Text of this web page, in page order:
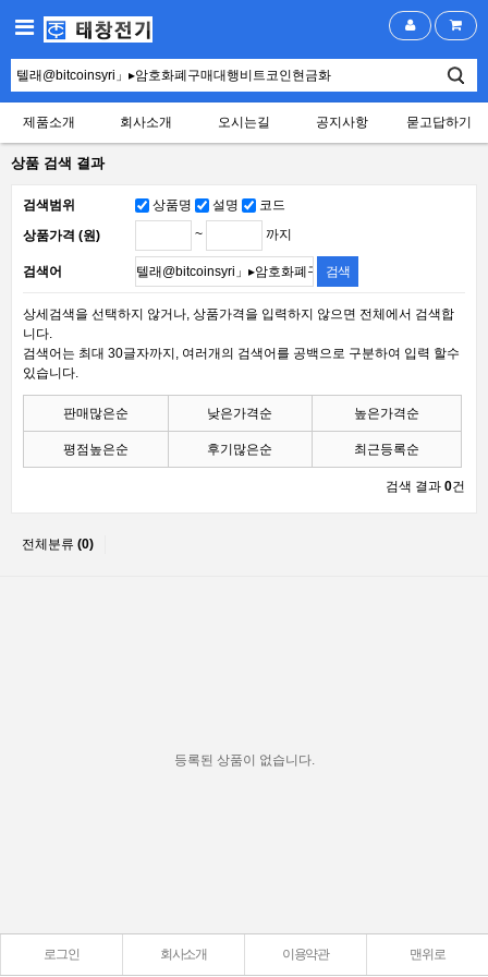
제품소개 회사소개 오시는길 공지사항 묻고답하기
상품 검색 결과
검색범위 상품명 설명
코드
상품가격 (원)
~ 까지
검색어
상세검색을 선택하지 않거나, 상품가격을 입력하지 않으면 전체에서 검색합
니다.
검색어는 최대 30글자까지, 여러개의 검색어를 공백으로 구분하여 입력 할수
있습니다.
판매많은순 낮은가격순 높은가격순
평점높은순 후기많은순 최근등록순
검색 결과 0건
전체분류 (0)
등록된 상품이 없습니다.
로그인 회사소개 이용약관 맨위로